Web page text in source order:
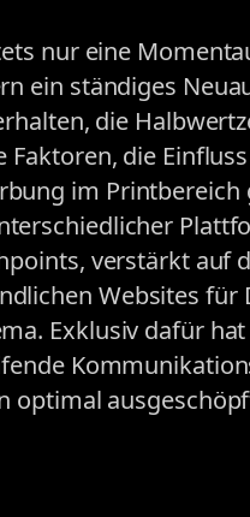
nur eine
ein ständiges
die
die
im
verstärkt auf
Websites für
Exklusiv dafür
optimal